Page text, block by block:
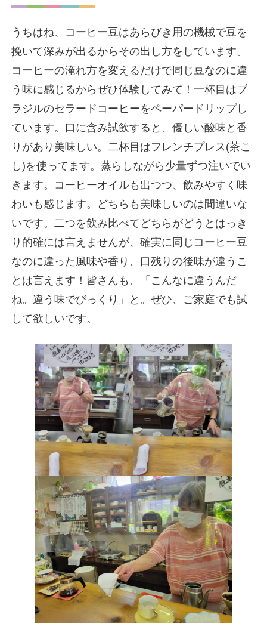
うちはね、コーヒー豆はあらびき用の機械で豆を
挽いて深みが出るからその出し方をしています。
コーヒーの淹れ方を変えるだけで同じ豆なのに違
う味に感じるからぜひ体験してみて！一杯目はブ
ラジルのセラードコーヒーをペーパードリップし
ています。口に含み試飲すると、優しい酸味と香
りがあり美味しい。二杯目はフレンチプレス(茶こ
し)を使ってます。蒸らしながら少量ずつ注いでい
きます。コーヒーオイルも出つつ、飲みやすく味
わいも感じます。どちらも美味しいのは間違いな
いです。二つを飲み比べてどちらがどうとはっき
り的確には言えませんが、確実に同じコーヒー豆
なのに違った風味や香り、口残りの後味が違うこ
とは言えます！皆さんも、「こんなに違うんだ
ね。違う味でびっくり」と。ぜひ、ご家庭でも試
して欲しいです。